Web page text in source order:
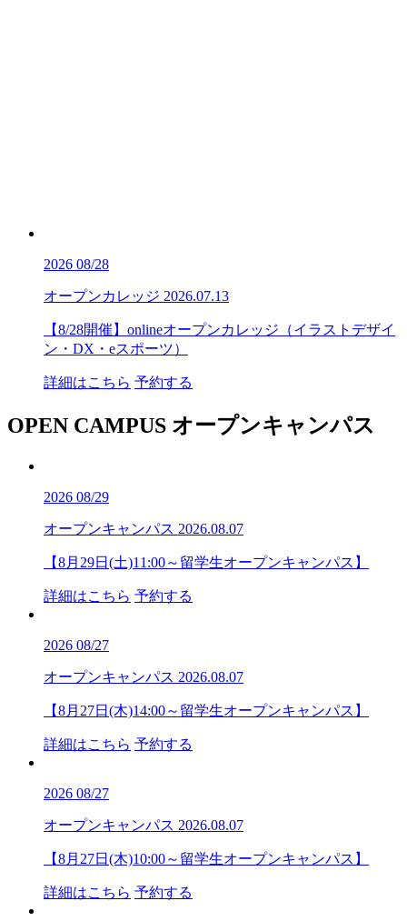
2026 08/28
オープンカレッジ 2026.07.13
【8/28開催】onlineオープンカレッジ（イラストデザイ
ン・DX・eスポーツ）
詳細はこちら 予約する
OPEN CAMPUS オープンキャンパス
2026 08/29
オープンキャンパス 2026.08.07
【8月29日(土)11:00～留学生オープンキャンパス】
詳細はこちら 予約する
2026 08/27
オープンキャンパス 2026.08.07
【8月27日(木)14:00～留学生オープンキャンパス】
詳細はこちら 予約する
2026 08/27
オープンキャンパス 2026.08.07
【8月27日(木)10:00～留学生オープンキャンパス】
詳細はこちら 予約する